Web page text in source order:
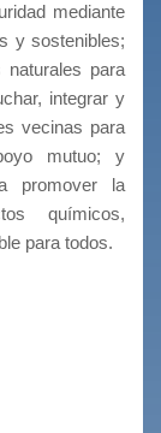
mediante
y sostenibles;
para
integrar y
vecinas para
mutuo; y
promover la
químicos,
para todos.